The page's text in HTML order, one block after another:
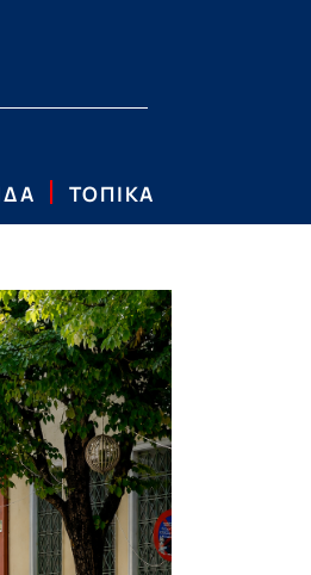
ΤΟΠΙΚΑ